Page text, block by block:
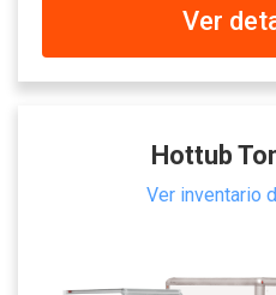
Ver
Hottub
Ver inventario